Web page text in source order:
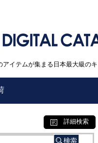
アイテムが集まる日本最大級の
詳細検索